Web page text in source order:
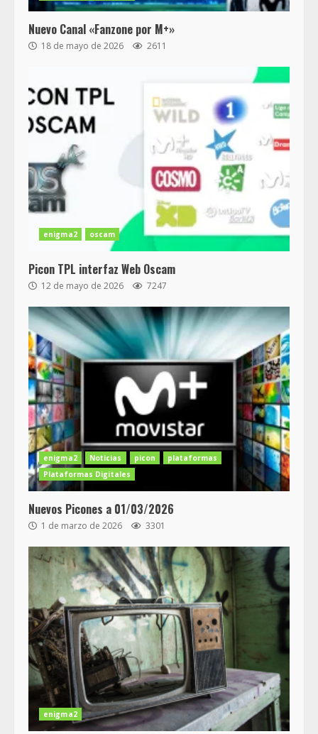
Nuevo Canal «Fanzone por M+»
18 de mayo de 2026 2611
enigma2 oscam
Picon TPL interfaz Web Oscam
12 de mayo de 2026 7247
enigma2 Noticias picon
plataformas
Plataformas Digitales
Nuevos Picones a 01/03/2026
1 de marzo de 2026 3301
enigma2